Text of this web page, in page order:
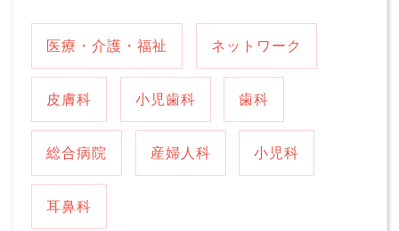
医療・介護・福祉 ネットワーク
皮膚科 小児歯科 歯科
総合病院 産婦人科 小児科
耳鼻科